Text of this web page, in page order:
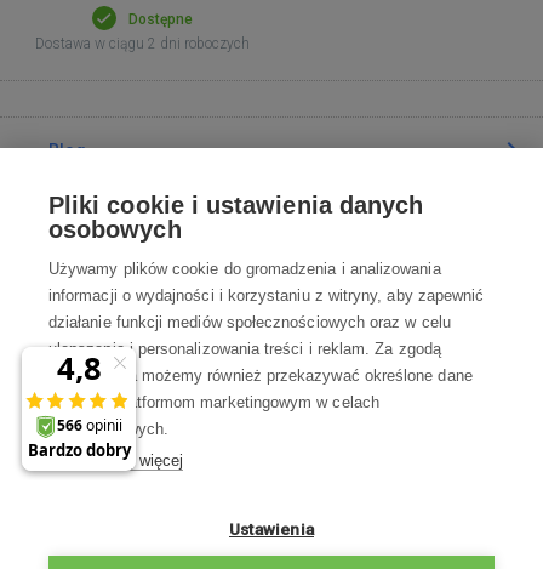
Dostępne
Dostawa w ciągu 2 dni roboczych
Blog
Poradnia
Wszystko o zakupach
Kontakt
Skontaktuj się z Nami
Pon-Pt 8:00—17:00
Pliki cookie i ustawienia danych
osobowych
Używamy plików cookie do gromadzenia i analizowania
informacji o wydajności i korzystaniu z witryny, aby zapewnić
działanie funkcji mediów społecznościowych oraz w celu
ulepszania i personalizowania treści i reklam. Za zgodą
użytkownika możemy również przekazywać określone dane
osobowe platformom marketingowym w celach
marketingowych.
Dowiedz się więcej
Ustawienia